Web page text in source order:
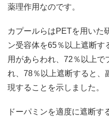
薬理作用なのです。
カプールらはPETを用いた
ン受容体を65％以上遮断
用があらわれ、72％以上で
れ、78％以上遮断すると、
現することを示しました。
ドーパミンを適度に遮断す